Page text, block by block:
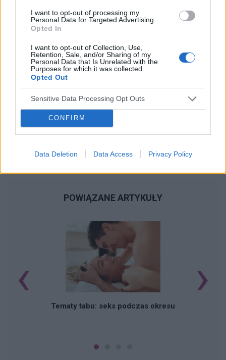
I want to opt-out of processing my
Personal Data for Targeted Advertising.
Opted In
I want to opt-out of Collection, Use,
Retention, Sale, and/or Sharing of my
Personal Data that Is Unrelated with the
Purposes for which it was collected.
Opted Out
Sensitive Data Processing Opt Outs
CONFIRM
Data Deletion Data Access Privacy Policy
POWIĄZANE ARTYKUŁY
Tematy tabu: seks podczas okresu
‹ ›